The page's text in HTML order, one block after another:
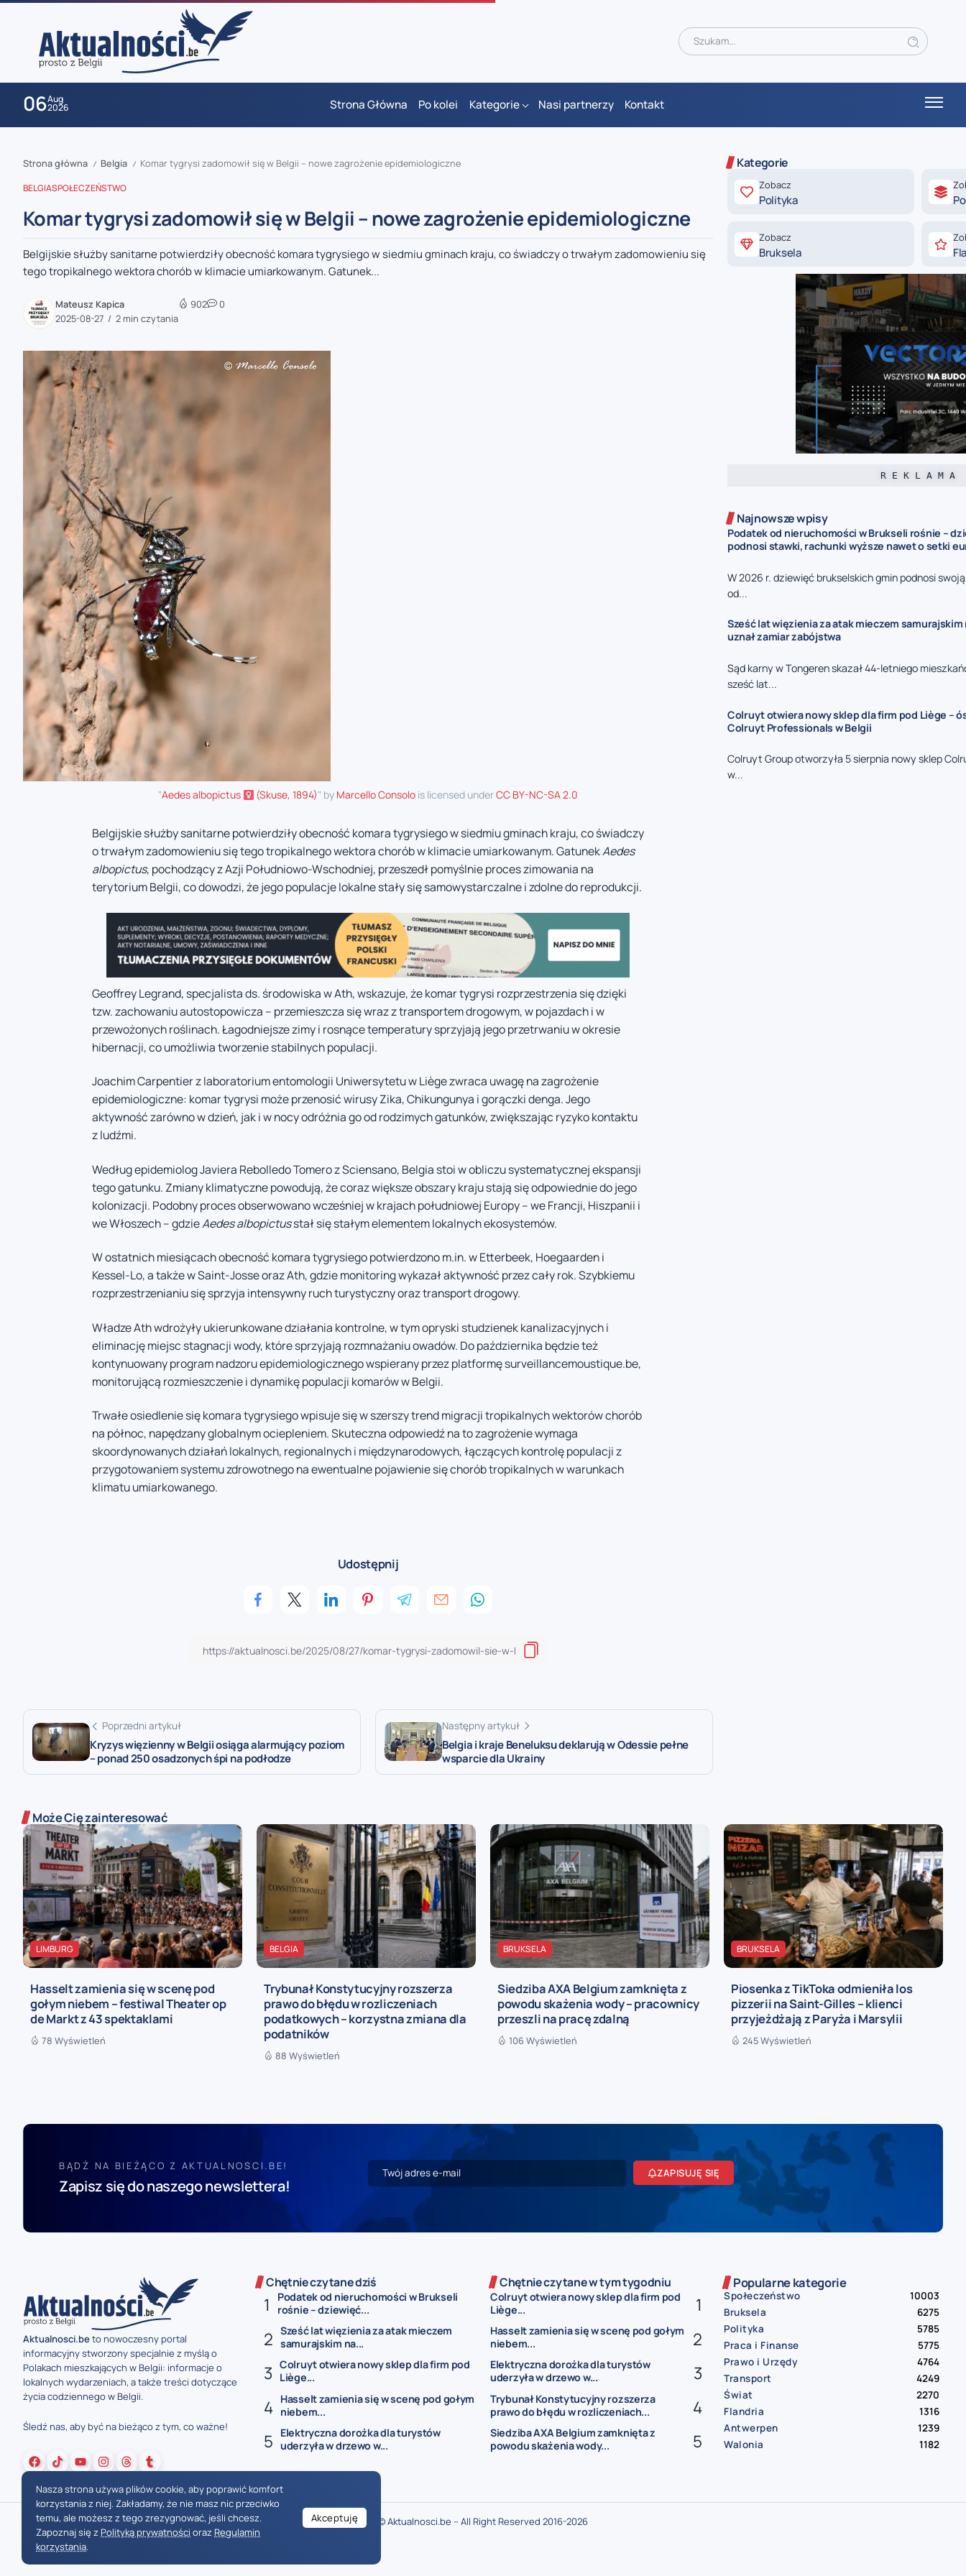
06Aug
2026 Strona Główna Po kolei Kategorie Nasi partnerzy Kontakt
zaobserwuj nas
zaobserwuj nas
zaobserwuj nas
zaobserwuj nas
zaobserwuj nas
Strona główna / Belgia / Komar tygrysi zadomowił się w Belgii – nowe zagrożenie epidemiologiczne
BELGIASPOŁECZEŃSTWO
Komar tygrysi zadomowił się w Belgii – nowe zagrożenie epidemiologiczne
Belgijskie służby sanitarne potwierdziły obecność komara tygrysiego w siedmiu gminach kraju, co świadczy o trwałym zadomowieniu się
tego tropikalnego wektora chorób w klimacie umiarkowanym. Gatunek...
Mateusz Kapica
2025-08-27
2 min czytania
902 0
"Aedes albopictus (Skuse, 1894)" by Marcello Consolo is licensed underCC BY-NC-SA 2.0
Belgijskie służby sanitarne potwierdziły obecność komara tygrysiego w siedmiu gminach kraju, co świadczy
o trwałym zadomowieniu się tego tropikalnego wektora chorób w klimacie umiarkowanym. GatunekAedes
albopictus, pochodzący z Azji Południowo-Wschodniej, przeszedł pomyślnie proces zimowania na
terytorium Belgii, co dowodzi, że jego populacje lokalne stały się samowystarczalne i zdolne do reprodukcji.
Geoffrey Legrand, specjalista ds. środowiska w Ath, wskazuje, że komar tygrysi rozprzestrzenia się dzięki
tzw. zachowaniu autostopowicza – przemieszcza się wraz z transportem drogowym, w pojazdach i w
przewożonych roślinach. Łagodniejsze zimy i rosnące temperatury sprzyjają jego przetrwaniu w okresie
hibernacji, co umożliwia tworzenie stabilnych populacji.
Joachim Carpentier z laboratorium entomologii Uniwersytetu w Liège zwraca uwagę na zagrożenie
epidemiologiczne: komar tygrysi może przenosić wirusy Zika, Chikungunya i gorączki denga. Jego
aktywność zarówno w dzień, jak i w nocy odróżnia go od rodzimych gatunków, zwiększając ryzyko kontaktu
z ludźmi.
Według epidemiolog Javiera Rebolledo Tomero z Sciensano, Belgia stoi w obliczu systematycznej ekspansji
tego gatunku. Zmiany klimatyczne powodują, że coraz większe obszary kraju stają się odpowiednie do jego
kolonizacji. Podobny proces obserwowano wcześniej w krajach południowej Europy – we Francji, Hiszpanii i
we Włoszech – gdzieAedes albopictusstał się stałym elementem lokalnych ekosystemów.
W ostatnich miesiącach obecność komara tygrysiego potwierdzono m.in. w Etterbeek, Hoegaarden i
Kessel-Lo, a także w Saint-Josse oraz Ath, gdzie monitoring wykazał aktywność przez cały rok. Szybkiemu
rozprzestrzenianiu się sprzyja intensywny ruch turystyczny oraz transport drogowy.
Władze Ath wdrożyły ukierunkowane działania kontrolne, w tym opryski studzienek kanalizacyjnych i
eliminację miejsc stagnacji wody, które sprzyjają rozmnażaniu owadów. Do października będzie też
kontynuowany program nadzoru epidemiologicznego wspierany przez platformę surveillancemoustique.be,
monitorującą rozmieszczenie i dynamikę populacji komarów w Belgii.
Trwałe osiedlenie się komara tygrysiego wpisuje się w szerszy trend migracji tropikalnych wektorów chorób
na północ, napędzany globalnym ociepleniem. Skuteczna odpowiedź na to zagrożenie wymaga
skoordynowanych działań lokalnych, regionalnych i międzynarodowych, łączących kontrolę populacji z
przygotowaniem systemu zdrowotnego na ewentualne pojawienie się chorób tropikalnych w warunkach
klimatu umiarkowanego.
Udostępnij
Poprzedni artykuł
Kryzys więzienny w Belgii osiąga alarmujący poziom
– ponad 250 osadzonych śpi na podłodze
Następny artykuł
Belgia i kraje Beneluksu deklarują w Odessie pełne
wsparcie dla Ukrainy
Kategorie
Zobacz
Polityka
Zobacz
Bruksela
R E K L A M A
Najnowsze wpisy
Podatek od nieruchomości w Brukseli rośnie –
podnosi stawki, rachunki wyższe nawet o setki
W 2026 r. dziewięć brukselskich gmin podnosi
od...
Sześć lat więzienia za atak mieczem samurajskim
uznał zamiar zabójstwa
Sąd karny w Tongeren skazał 44-letniego
sześć lat...
Colruyt otwiera nowy sklep dla firm pod Liège –
Colruyt Professionals w Belgii
Colruyt Group otworzyła 5 sierpnia nowy sklep
w...
Może Cię zainteresować
LIMBURG
Hasselt zamienia się w scenę pod
gołym niebem – festiwal Theater op
de Markt z 43 spektaklami
78 Wyświetleń
BELGIA
Trybunał Konstytucyjny rozszerza
prawo do błędu w rozliczeniach
podatkowych – korzystna zmiana dla
podatników
88 Wyświetleń
BRUKSELA
Siedziba AXA Belgium zamknięta z
powodu skażenia wody – pracownicy
przeszli na pracę zdalną
106 Wyświetleń
BRUKSELA
Piosenka z TikToka odmieniła los
pizzerii na Saint-Gilles – klienci
przyjeżdżają z Paryża i Marsylii
245 Wyświetleń
BĄDŹ NA BIEŻĄCO Z AKTUALNOSCI.BE!
Zapisz się do naszego newslettera!
ZAPISUJĘ SIĘ
Aktualnosci.beto nowoczesny portal
informacyjny stworzony specjalnie z myślą o
Polakach mieszkających w Belgii: informacje o
lokalnych wydarzeniach, a także treści dotyczące
życia codziennego w Belgii.
Śledź nas, aby być na bieżąco z tym, co ważne!
Chętnie czytane dziś
Podatek od nieruchomości w Brukseli
rośnie – dziewięć...
Sześć lat więzienia za atak mieczem
samurajskim na...
Colruyt otwiera nowy sklep dla firm pod
Liège...
Hasselt zamienia się w scenę pod gołym
niebem...
Elektryczna dorożka dla turystów
uderzyła w drzewo w...
Chętnie czytane w tym tygodniu
Colruyt otwiera nowy sklep dla firm pod
Liège...
Hasselt zamienia się w scenę pod gołym
niebem...
Elektryczna dorożka dla turystów
uderzyła w drzewo w...
Trybunał Konstytucyjny rozszerza
prawo do błędu w rozliczeniach...
Siedziba AXA Belgium zamknięta z
powodu skażenia wody...
Popularne kategorie
Społeczeństwo
10003
Bruksela
6275
Polityka
5785
Praca i Finanse
5775
Prawo i Urzędy
4764
Transport
4249
Świat
2270
Flandria
1316
Antwerpen
1239
Walonia
1182
© Aktualnosci.be – All Right Reserved 2016-2026
Nasza strona używa plików cookie, aby poprawić komfort
korzystania z niej. Zakładamy, że nie masz nic przeciwko
temu, ale możesz z tego zrezygnować, jeśli chcesz.
Zapoznaj się z Polityką prywatności oraz Regulamin
korzystania.
Akceptuję